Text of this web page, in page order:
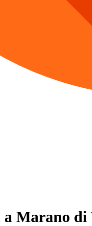
Marano di